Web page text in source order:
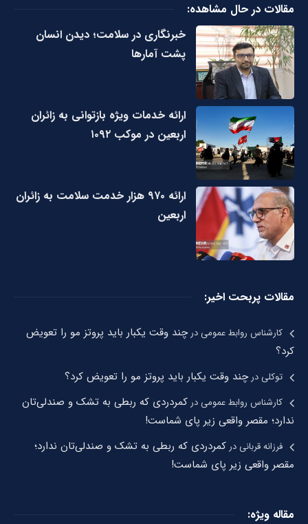
مقالات در حال مشاهده:
خبرنگاری در سلامت؛ دیدن انسان
پشت آمارها
ارائه خدمات ویژه بازتوانی به زائران
اربعین در موکب ۱۰۹۲
ارائه ۹۷۰ هزار خدمت سلامت به زائران
اربعین
مقالات پربحت اخیر:
کارشناس روابط عمومیدرچند وقت یکبار باید پروتز مو را تعویض
کرد؟
توکلیدرچند وقت یکبار باید پروتز مو را تعویض کرد؟
کارشناس روابط عمومیدر کمردردی که ربطی به تشک و صندلی‌تان
ندارد؛ مقصر واقعی زیر پای شماست!
فرزانه قربانیدر کمردردی که ربطی به تشک و صندلی‌تان ندارد؛
مقصر واقعی زیر پای شماست!
مقاله ویژه: